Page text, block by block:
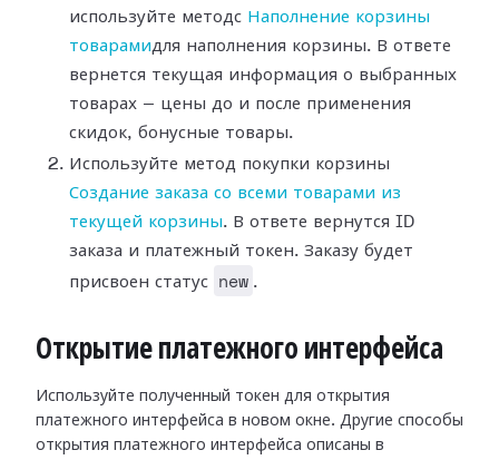
используйте методс Наполнение корзины
товарамидля наполнения корзины. В ответе
вернется текущая информация о выбранных
товарах — цены до и после применения
скидок, бонусные товары.
Используйте метод покупки корзины
Создание заказа со всеми товарами из
текущей корзины. В ответе вернутся ID
заказа и платежный токен. Заказу будет
присвоен статус
new .
Открытие платежного интерфейса
Используйте полученный токен для открытия
платежного интерфейса в новом окне. Другие способы
открытия платежного интерфейса описаны в